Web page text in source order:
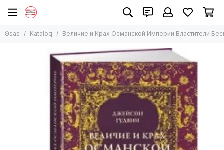
Əsas Kataloq Величие и Крах Османской Империи.Властители